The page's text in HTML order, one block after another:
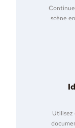
scène
Utilisez